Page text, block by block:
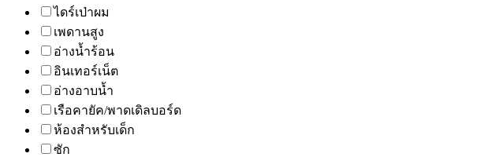
ไดร์เป่าผม
เพดานสูง
อ่างน้ำร้อน
อินเทอร์เน็ต
อ่างอาบน้ำ
เรือคายัค/พาดเดิลบอร์ด
ห้องสำหรับเด็ก
ซัก